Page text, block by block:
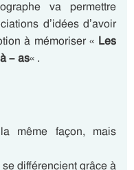
va permettre
d’idées d’avoir
à mémoriser « Les
– as« .
même façon, mais
différencient grâce à